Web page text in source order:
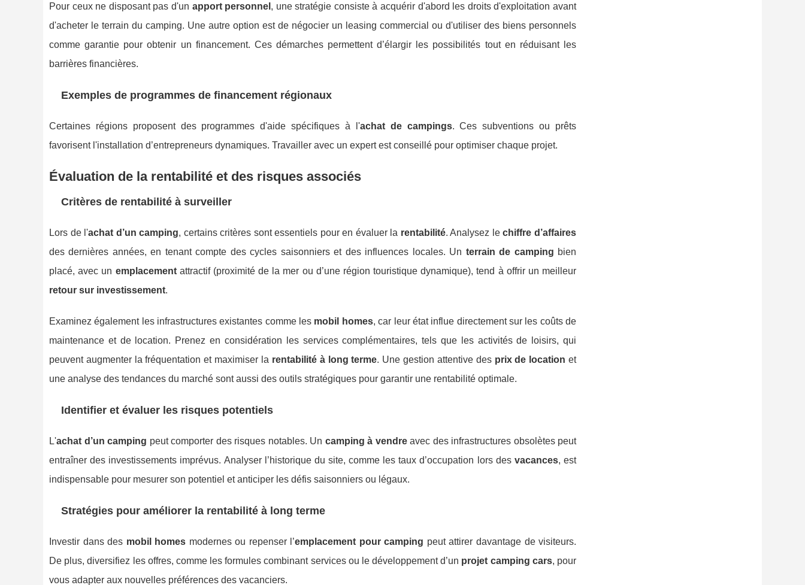
Pour ceux ne disposant pas d'un apport personnel , une stratégie consiste à acquérir d'abord les droits d'exploitation avant
d'acheter le terrain du camping. Une autre option est de négocier un leasing commercial ou d'utiliser des biens personnels
comme garantie pour obtenir un financement. Ces démarches permettent d’élargir les possibilités tout en réduisant les
barrières financières.
Exemples de programmes de financement régionaux
Certaines régions proposent des programmes d'aide spécifiques à l'achat de campings. Ces subventions ou prêts
favorisent l'installation d’entrepreneurs dynamiques. Travailler avec un expert est conseillé pour optimiser chaque projet.
Évaluation de la rentabilité et des risques associés
Critères de rentabilité à surveiller
Lors de l'achat d’un camping, certains critères sont essentiels pour en évaluer la rentabilité. Analysez lechiffre d’affaires
des dernières années, en tenant compte des cycles saisonniers et des influences locales. Un terrain de camping bien
placé, avec un emplacementattractif (proximité de la mer ou d’une région touristique dynamique), tend à offrir un meilleur
retour sur investissement.
Examinez également les infrastructures existantes comme les mobil homes, car leur état influe directement sur les coûts de
maintenance et de location. Prenez en considération les services complémentaires, tels que les activités de loisirs, qui
peuvent augmenter la fréquentation et maximiser la rentabilité à long terme. Une gestion attentive des prix de location et
une analyse des tendances du marché sont aussi des outils stratégiques pour garantir une rentabilité optimale.
Identifier et évaluer les risques potentiels
L'achat d’un camping peut comporter des risques notables. Un camping à vendreavec des infrastructures obsolètes peut
entraîner des investissements imprévus. Analyser l’historique du site, comme les taux d’occupation lors des vacances, est
indispensable pour mesurer son potentiel et anticiper les défis saisonniers ou légaux.
Stratégies pour améliorer la rentabilité à long terme
Investir dans des mobil homes modernes ou repenser l’emplacement pour camping peut attirer davantage de visiteurs.
De plus, diversifiez les offres, comme les formules combinant services ou le développement d’un projet camping cars, pour
vous adapter aux nouvelles préférences des vacanciers.